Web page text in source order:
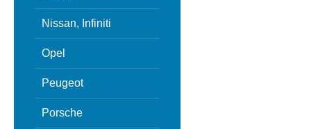
Nissan, Infiniti
Opel
Peugeot
Porsche